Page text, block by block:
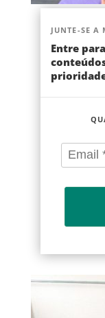
JUNTE-SE A
Entre